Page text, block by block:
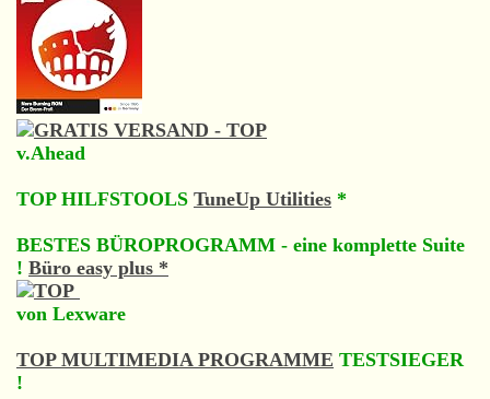
v.Ahead
TOP HILFSTOOLS TuneUp Utilities *
BESTES BÜROPROGRAMM - eine komplette Suite
! Büro easy plus *
von Lexware
TOP MULTIMEDIA PROGRAMME TESTSIEGER
!